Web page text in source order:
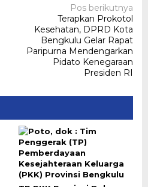
Pos berikutnya
Terapkan Prokotol
Kesehatan, DPRD Kota
Bengkulu Gelar Rapat
Paripurna Mendengarkan
Pidato Kenegaraan
Presiden RI